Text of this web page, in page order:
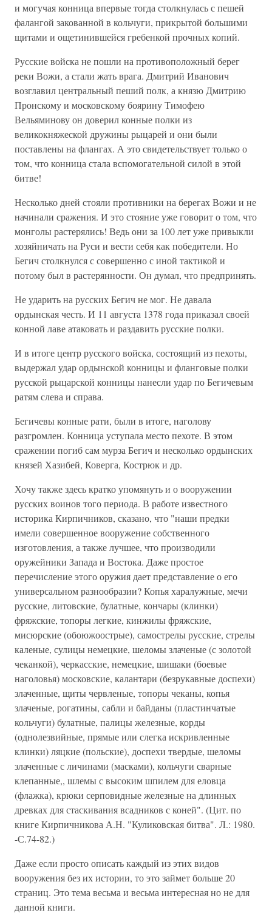
и могучая конница впервые тогда столкнулась с пешей
фалангой закованной в кольчуги, прикрытой большими
щитами и ощетинившейся гребенкой прочных копий.
Русские войска не пошли на противоположный берег
реки Вожи, а стали жать врага. Дмитрий Иванович
возглавил центральный пеший полк, а князю Дмитрию
Пронскому и московскому боярину Тимофею
Вельяминову он доверил конные полки из
великокняжеской дружины рыцарей и они были
поставлены на флангах. А это свидетельствует только о
том, что конница стала вспомогательной силой в этой
битве!
Несколько дней стояли противники на берегах Вожи и не
начинали сражения. И это стояние уже говорит о том, что
монголы растерялись! Ведь они за 100 лет уже привыкли
хозяйничать на Руси и вести себя как победители. Но
Бегич столкнулся с совершенно с иной тактикой и
потому был в растерянности. Он думал, что предпринять.
Не ударить на русских Бегич не мог. Не давала
ордынская честь. И 11 августа 1378 года приказал своей
конной лаве атаковать и раздавить русские полки.
И в итоге центр русского войска, состоящий из пехоты,
выдержал удар ордынской конницы и фланговые полки
русской рыцарской конницы нанесли удар по Бегичевым
ратям слева и справа.
Бегичевы конные рати, были в итоге, наголову
разгромлен. Конница уступала место пехоте. В этом
сражении погиб сам мурза Бегич и несколько ордынских
князей Хазибей, Коверга, Кострюк и др.
Хочу также здесь кратко упомянуть и о вооружении
русских воинов того периода. В работе известного
историка Кирпичников, сказано, что "наши предки
имели совершенное вооружение собственного
изготовления, а также лучшее, что производили
оружейники Запада и Востока. Даже простое
перечисление этого оружия дает представление о его
универсальном разнообразии? Копья харалужные, мечи
русские, литовские, булатные, кончары (клинки)
фряжские, топоры легкие, кинжилы фряжские,
мисюрские (обоюжоострые), самострелы русские, стрелы
каленые, сулицы немецкие, шеломы злаченые (с золотой
чеканкой), черкасские, немецкие, шишаки (боевые
наголовья) московские, калантари (безрукавные доспехи)
злаченные, щиты червленые, топоры чеканы, копья
злаченые, рогатины, сабли и байданы (пластинчатые
кольчуги) булатные, палицы железные, корды
(однолезвийные, прямые или слегка искривленные
клинки) ляцкие (польские), доспехи твердые, шеломы
злаченные с личинами (масками), кольчуги сварные
клепанные,, шлемы с высоким шпилем для еловца
(флажка), крюки серповидные железные на длинных
древках для стаскивания всадников с коней". (Цит. по
книге Кирпичникова А.Н. "Куликовская битва". Л.: 1980.
-С.74-82.)
Даже если просто описать каждый из этих видов
вооружения без их истории, то это займет больше 20
страниц. Это тема весьма и весьма интересная но не для
данной книги.